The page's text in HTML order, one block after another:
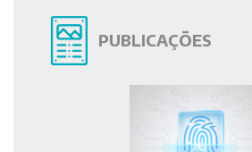
PUBLICAÇÕES